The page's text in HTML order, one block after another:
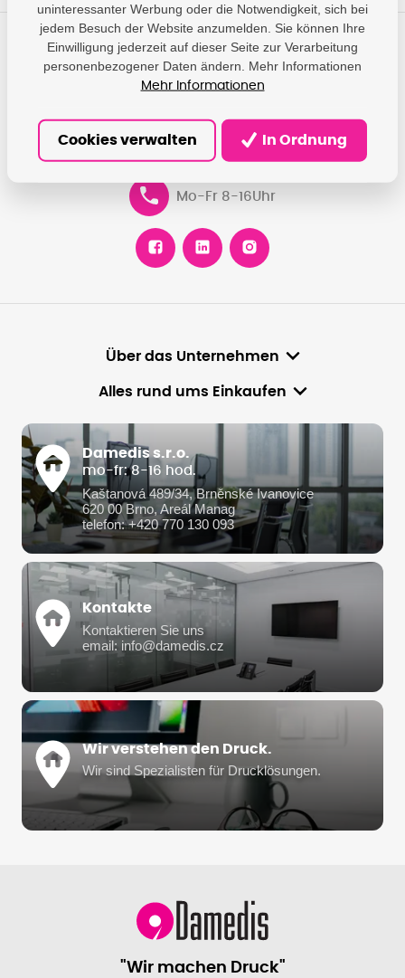
Haben Sie Fragen?
Wir geben Ihnen Antworten und helfen Ihnen, die am besten
info@damedis.cz
Mo-Fr 8-16Uhr
Über das Unternehmen
Alles rund ums Einkaufen
Damedis s.r.o.
mo-fr: 8-16 hod.
Kaštanová 489/34, Brněnské Ivanovice
620 00 Brno, Areál Manag
telefon: +420 770 130 093
Kontakte
Kontaktieren Sie uns
email: info@damedis.cz
Wir verstehen den Druck.
Wir sind Spezialisten für Drucklösungen.
"Wir machen Druck"
uninteressanter Werbung oder die Notwendigkeit, sich bei
jedem Besuch der Website anzumelden. Sie können Ihre
Einwilligung jederzeit auf dieser Seite zur Verarbeitung
personenbezogener Daten ändern. Mehr Informationen
Mehr Informationen
Cookies verwalten In Ordnung